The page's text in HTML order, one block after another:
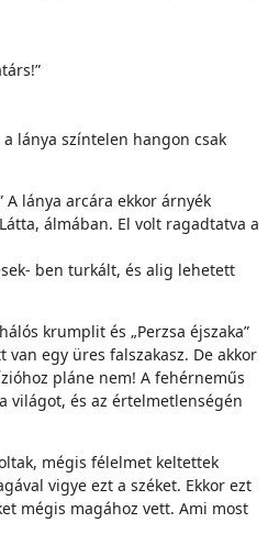
lánya színtelen hangon csak
lánya arcára ekkor árnyék
álmában. El volt ragadtatva a
ben turkált, és alig lehetett
krumplit és „Perzsa éjszaka”
egy üres falszakasz. De akkor
pláne nem! A fehérneműs
világot, és az értelmetlenségén
mégis félelmet keltettek
vigye ezt a széket. Ekkor ezt
mégis magához vett. Ami most